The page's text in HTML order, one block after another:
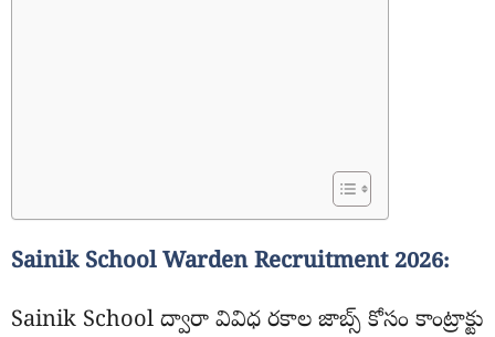
Sainik School Warden Recruitment 2026:
Sainik School ద్వారా వివిధ రకాల జాబ్స్ కోసం కాంట్రాక్టు